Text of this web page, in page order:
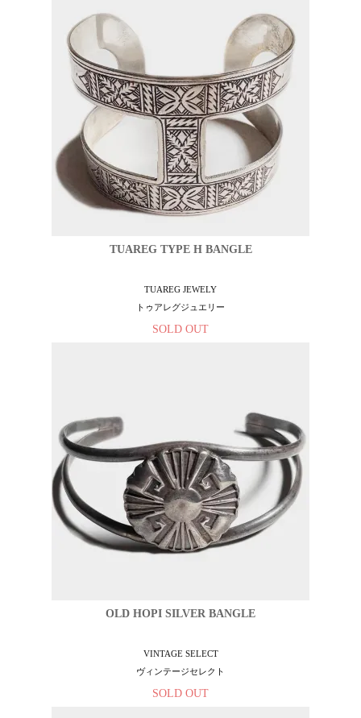
TUAREG TYPE H BANGLE
TUAREG JEWELY
トゥアレグジュエリー
SOLD OUT
OLD HOPI SILVER BANGLE
VINTAGE SELECT
ヴィンテージセレクト
SOLD OUT